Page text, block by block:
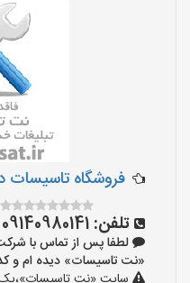
‌فروشگاه تاسیسات
تلفن: 09140980141
لطفا پس از تماس با
«نت تاسیسات» دیده ام و کد «شرکت-11»